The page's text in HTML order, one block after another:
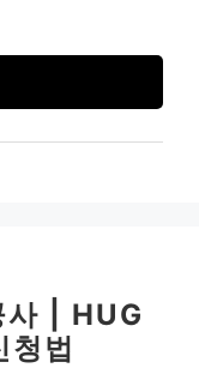
사 | HUG
법